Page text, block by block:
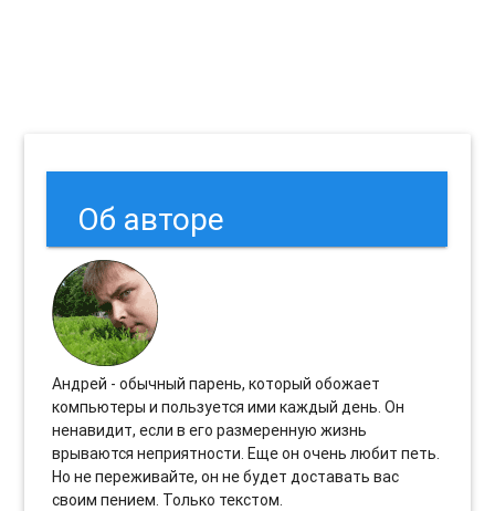
Об авторе
Андрей - обычный парень, который обожает
компьютеры и пользуется ими каждый день. Он
ненавидит, если в его размеренную жизнь
врываются неприятности. Еще он очень любит петь.
Но не переживайте, он не будет доставать вас
своим пением. Только текстом.